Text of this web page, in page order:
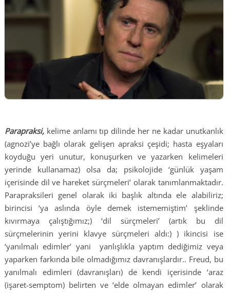
Parapraksi,kelime anlamı tıp dilinde her ne kadar unutkanlık
(agnozi’ye bağlı olarak gelişen apraksi çeşidi; hasta eşyaları
koyduğu yeri unutur, konuşurken ve yazarken kelimeleri
yerinde kullanamaz) olsa da; psikolojide ‘günlük yaşam
içerisinde dil ve hareket sürçmeleri’ olarak tanımlanmaktadır.
Parapraksileri genel olarak iki başlık altında ele alabiliriz;
birincisi ‘ya aslında öyle demek istememiştim’ şeklinde
kıvırmaya çalıştığımız;) ‘dil sürçmeleri’ (artık bu dil
sürçmelerinin yerini klavye sürçmeleri aldı:) ) ikincisi ise
‘yanılmalı edimler’ yani yanlışlıkla yaptım dediğimiz veya
yaparken farkında bile olmadığımız davranışlardır.. Freud, bu
yanılmalı edimleri (davranışları) de kendi içerisinde ‘araz
(işaret-semptom) belirten ve ‘elde olmayan edimler’ olarak